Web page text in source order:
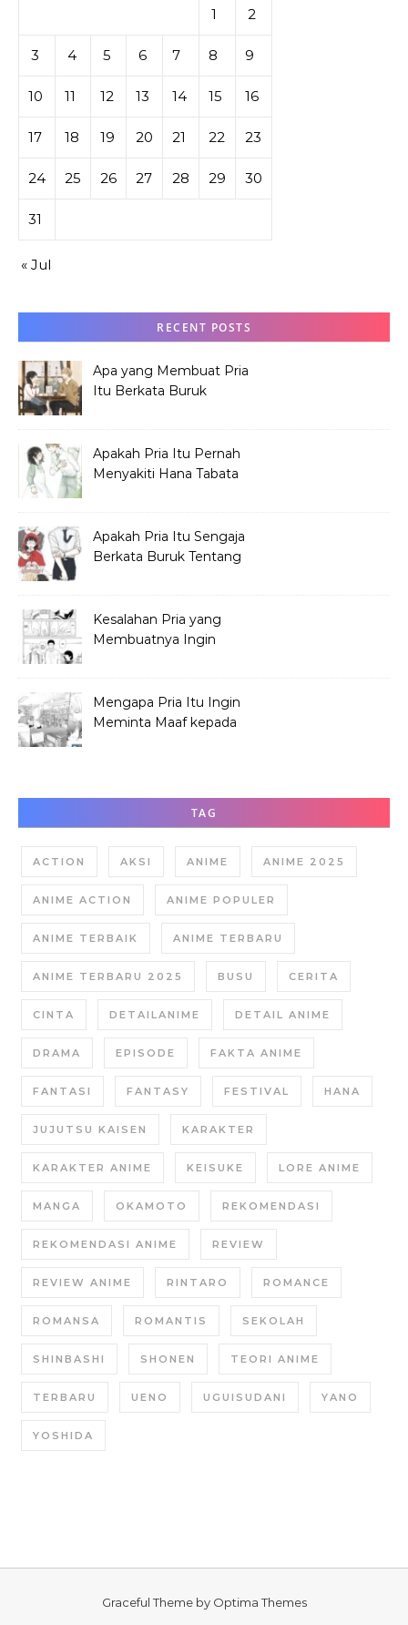
1 2
3 4 5 6 7 8 9
10 11 12 13 14 15 16
17 18 19 20 21 22 23
24 25 26 27 28 29 30
31
« Jul
RECENT POSTS
Apa yang Membuat Pria
Itu Berkata Buruk
Apakah Pria Itu Pernah
Menyakiti Hana Tabata
Apakah Pria Itu Sengaja
Berkata Buruk Tentang
Kesalahan Pria yang
Membuatnya Ingin
Mengapa Pria Itu Ingin
Meminta Maaf kepada
TAG
ACTION AKSI ANIME ANIME 2025
ANIME ACTION ANIME POPULER
ANIME TERBAIK ANIME TERBARU
ANIME TERBARU 2025 BUSU CERITA
CINTA DETAILANIME DETAIL ANIME
DRAMA EPISODE FAKTA ANIME
FANTASI FANTASY FESTIVAL HANA
JUJUTSU KAISEN KARAKTER
KARAKTER ANIME KEISUKE LORE ANIME
MANGA OKAMOTO REKOMENDASI
REKOMENDASI ANIME REVIEW
REVIEW ANIME RINTARO ROMANCE
ROMANSA ROMANTIS SEKOLAH
SHINBASHI SHONEN TEORI ANIME
TERBARU UENO UGUISUDANI YANO
YOSHIDA
Graceful Theme by Optima Themes